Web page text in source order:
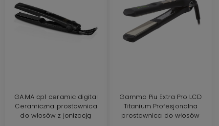
GA.MA cp1 ceramic digital
Ceramiczna prostownica
do włosów z jonizacją
Gamma Piu Extra Pro LCD
Titanium Profesjonalna
prostownica do włosów